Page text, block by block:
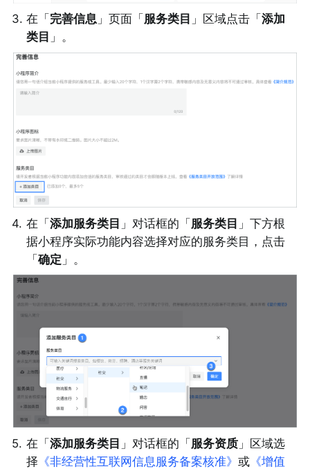
3. 在「 完善信息 」页面「 服务类目 」区域点击「添加
类目 」。
4. 在「添加服务类目 」对话框的「服务类目 」下方根
据小程序实际功能内容选择对应的服务类目，点击
「确定 」。
5. 在「添加服务类目 」对话框的「服务资质 」区域选
择 《非经营性互联网信息服务备案核准》或 《增值